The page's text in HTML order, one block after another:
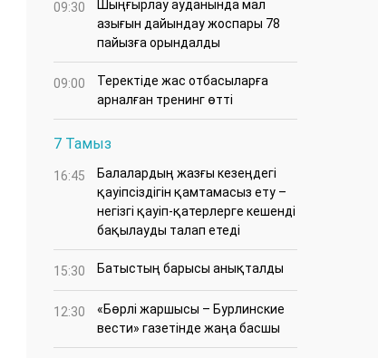
09:30
​Шыңғырлау ауданында мал
азығын дайындау жоспары 78
пайызға орындалды
09:00
​Теректіде жас отбасыларға
арналған тренинг өтті
7 Тамыз
16:45
Балалардың жазғы кезеңдегі
қауіпсіздігін қамтамасыз ету –
негізгі қауіп-қатерлерге кешенді
бақылауды талап етеді
15:30 Батыстың барысы анықталды
12:30
«Бөрлі жаршысы – Бурлинские
вести» газетінде жаңа басшы